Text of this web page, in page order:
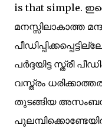
is that simple.
മനസ്സിലാകാത്ത
പര്‍ദ്ദയിട്ട സ്ത്രീ
വസ്ത്രം
തുടങ്ങിയ